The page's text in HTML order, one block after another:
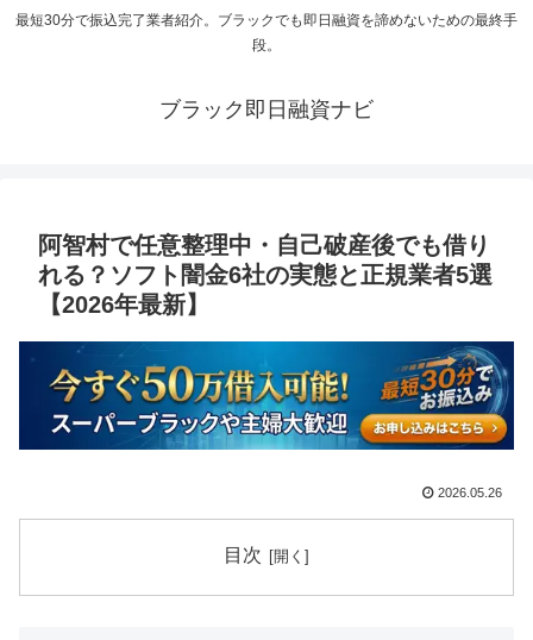
最短30分で振込完了業者紹介。ブラックでも即日融資を諦めないための最終手
段。
ブラック即日融資ナビ
阿智村で任意整理中・自己破産後でも借り
れる？ソフト闇金6社の実態と正規業者5選
【2026年最新】
2026.05.26
目次